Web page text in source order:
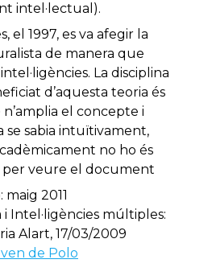
intel·lectual).
el 1997, es va afegir la
de manera que
La disciplina
d’aquesta teoria és
n’amplia el concepte i
se sabia intuïtivament,
no ho és
per veure el document
maig 2011
Intel·ligències múltiples:
Alart, 17/03/2009
de Polo